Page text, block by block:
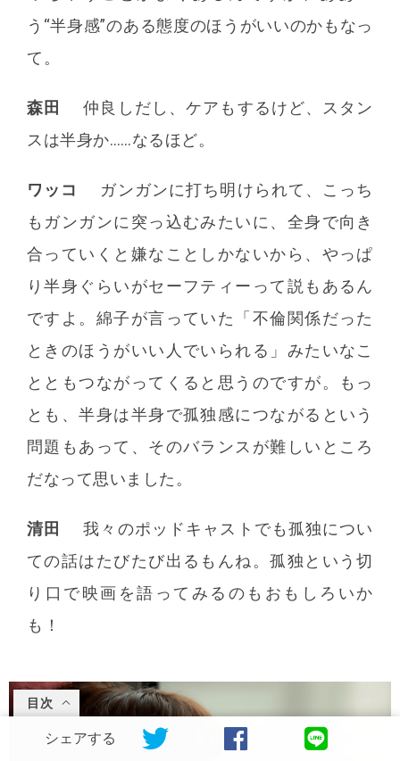
目次
う“半身感”のある態度のほうがいいのかもなっ
て。
森田
仲良しだし、ケアもするけど、スタン
スは半身か……なるほど。
ワッコ
ガンガンに打ち明けられて、こっち
もガンガンに突っ込むみたいに、全身で向き
合っていくと嫌なことしかないから、やっぱ
り半身ぐらいがセーフティーって説もあるん
ですよ。綿子が言っていた「不倫関係だった
ときのほうがいい人でいられる」みたいなこ
とともつながってくると思うのですが。もっ
とも、半身は半身で孤独感につながるという
問題もあって、そのバランスが難しいところ
だなって思いました。
清田
我々のポッドキャストでも孤独につい
ての話はたびたび出るもんね。孤独という切
り口で映画を語ってみるのもおもしろいか
も！
シェアする